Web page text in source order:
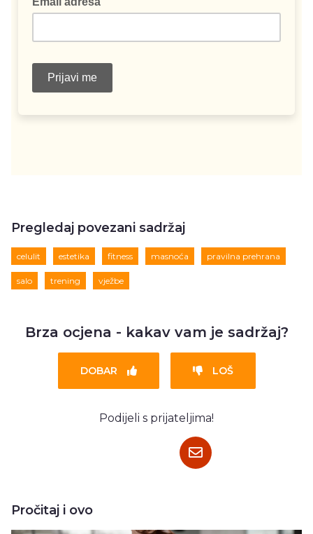
Pregledaj povezani sadržaj
celulit estetika fitness masnoća pravilna prehrana
salo trening vježbe
Brza ocjena - kakav vam je sadržaj?
DOBAR LOŠ
Podijeli s prijateljima!
Pročitaj i ovo